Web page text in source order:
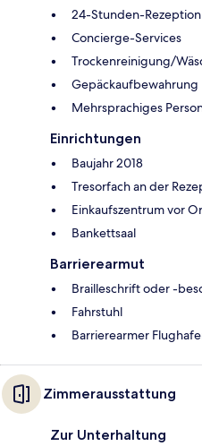
24-Stunden-Rezeption
Concierge-Services
Trockenreinigung/
Gepäckaufbewahrung
Mehrsprachiges
Einrichtungen
Baujahr 2018
Tresorfach an der
Einkaufszentrum vor
Bankettsaal
Barrierearmut
Brailleschrift oder -
Fahrstuhl
Barrierearmer
Zimmerausstattung
Zur Unterhaltung